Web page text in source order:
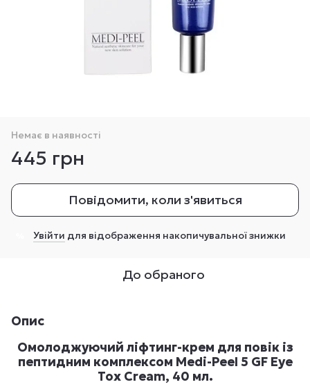
Немає в наявності
445 грн
Повідомити, коли з'явиться
Увійти для відображення накопичувальної знижки
До обраного
Опис
Омолоджуючий ліфтинг-крем для повік із
пептидним комплексом Medi-Peel 5 GF Eye
Tox Cream, 40 мл.